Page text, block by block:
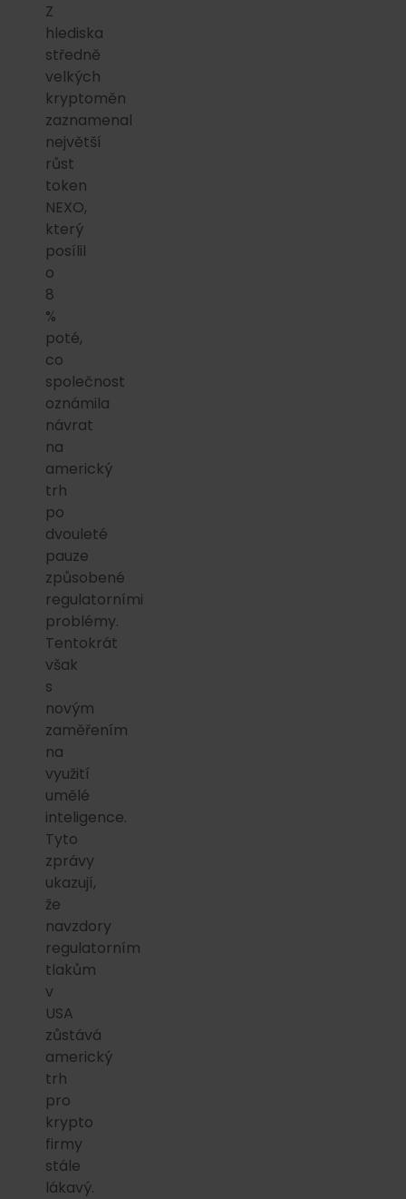
Z
hlediska
středně
velkých
kryptoměn
zaznamenal
největší
růst
token
NEXO,
který
posílil
o
8
%
poté,
co
společnost
oznámila
návrat
na
americký
trh
po
dvouleté
pauze
způsobené
regulatorními
problémy.
Tentokrát
však
s
novým
zaměřením
na
využití
umělé
inteligence.
Tyto
zprávy
ukazují,
že
navzdory
regulatorním
tlakům
v
USA
zůstává
americký
trh
pro
krypto
firmy
stále
lákavý.